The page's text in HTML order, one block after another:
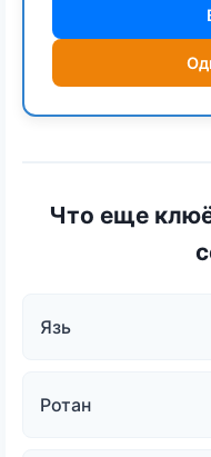
Что еще
Язь
Ротан